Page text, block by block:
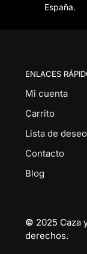
España.
ENLACES
Mi cuenta
Carrito
Lista de
Contacto
Blog
© 2025 Caza
derechos.